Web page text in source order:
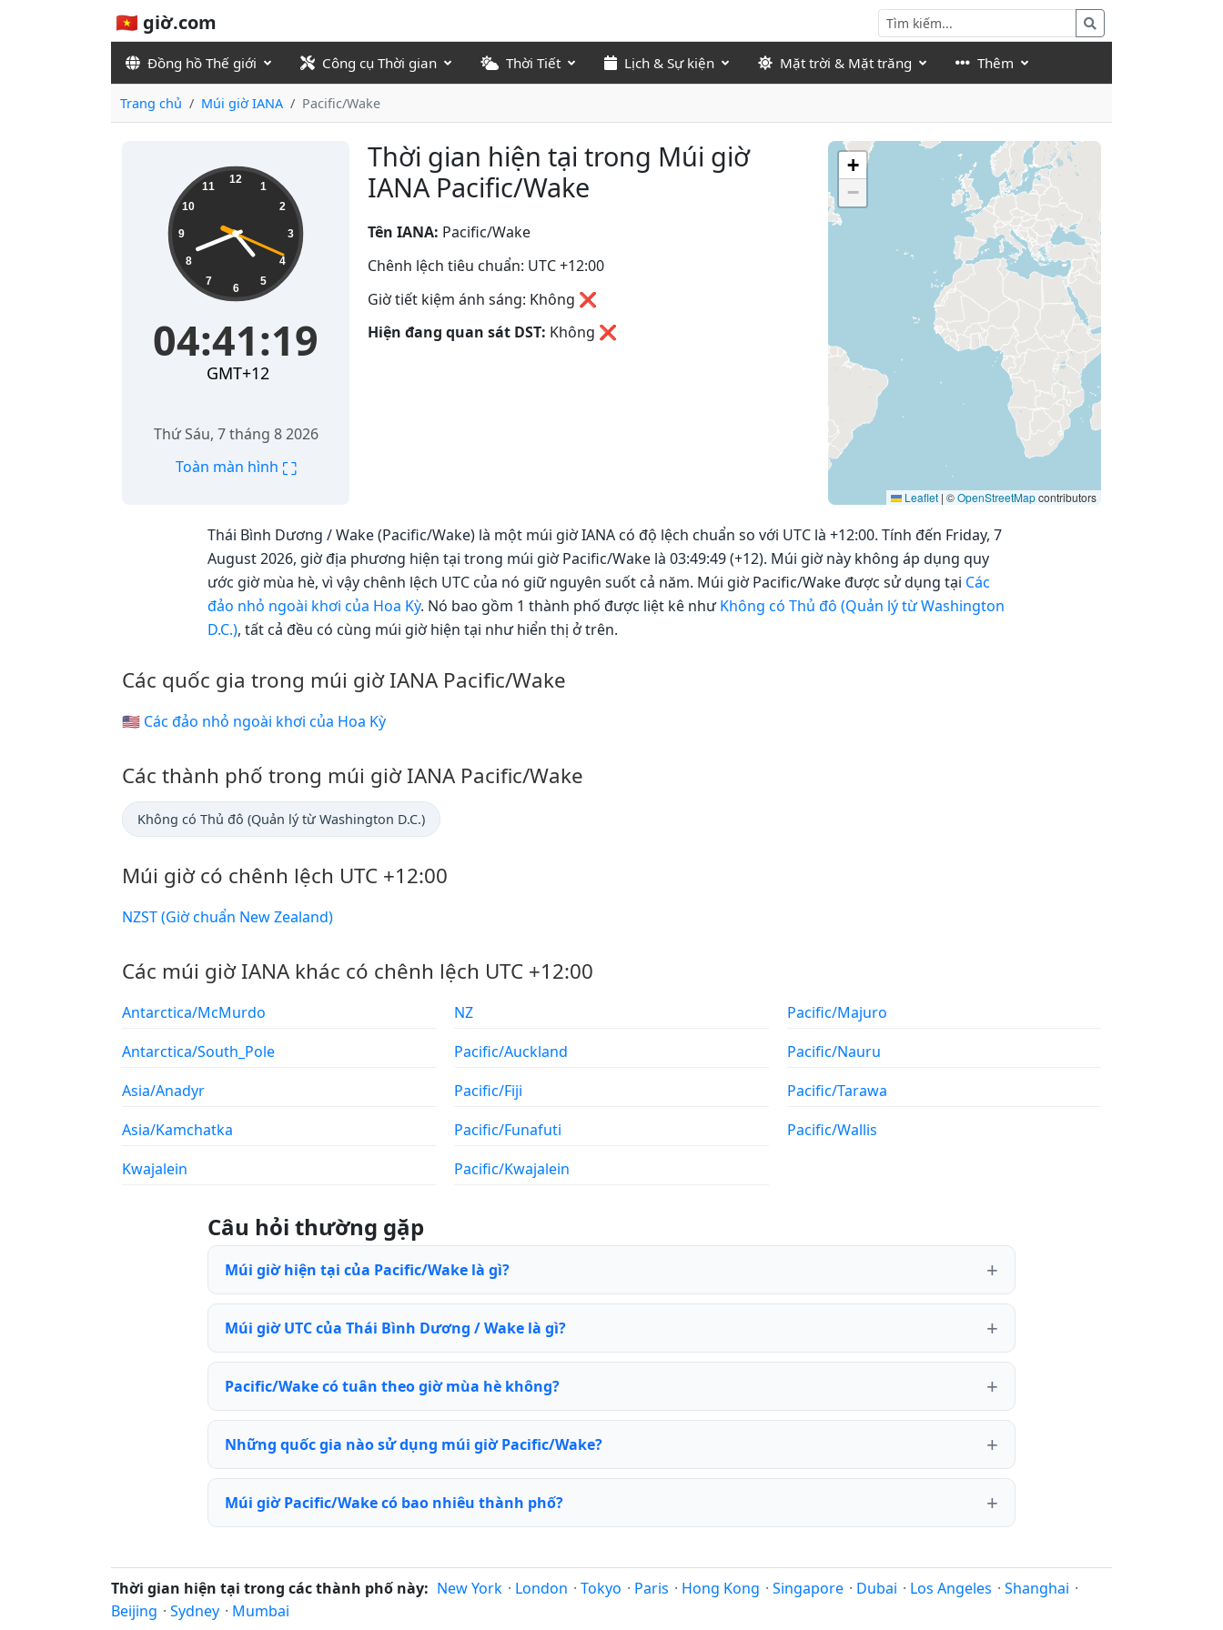
🇻🇳 giờ.com
Đồng hồ Thế giới Công cụ Thời gian Thời Tiết Lịch & Sự kiện Mặt trời & Mặt trăng Thêm
Trang chủ Múi giờ IANA Pacific/Wake
Thời gian hiện tại trong Múi giờ
IANA Pacific/Wake
04:41:19 12
1
2
3
4
5
6
7
8
9
10
11
04:41:19
GMT+12
Thứ Sáu, 7 tháng 8 2026
Toàn màn hình ⛶
Tên IANA: Pacific/Wake
Chênh lệch tiêu chuẩn: UTC +12:00
Giờ tiết kiệm ánh sáng: Không ❌
Hiện đang quan sát DST: Không ❌
+
−
Leaflet | ©OpenStreetMapcontributors
Thái Bình Dương / Wake (Pacific/Wake) là một múi giờ IANA có độ lệch chuẩn so với UTC là +12:00. Tính đến Friday, 7
August 2026, giờ địa phương hiện tại trong múi giờ Pacific/Wake là 03:49:49 (+12). Múi giờ này không áp dụng quy
ước giờ mùa hè, vì vậy chênh lệch UTC của nó giữ nguyên suốt cả năm. Múi giờ Pacific/Wake được sử dụng tại Các
đảo nhỏ ngoài khơi của Hoa Kỳ. Nó bao gồm 1 thành phố được liệt kê nhưKhông có Thủ đô (Quản lý từ Washington
D.C.), tất cả đều có cùng múi giờ hiện tại như hiển thị ở trên.
Các quốc gia trong múi giờ IANA Pacific/Wake
🇺🇲 Các đảo nhỏ ngoài khơi của Hoa Kỳ
Các thành phố trong múi giờ IANA Pacific/Wake
Không có Thủ đô (Quản lý từ Washington D.C.)
Múi giờ có chênh lệch UTC +12:00
NZST (Giờ chuẩn New Zealand)
Các múi giờ IANA khác có chênh lệch UTC +12:00
Antarctica/McMurdo
Antarctica/South_Pole
Asia/Anadyr
Asia/Kamchatka
Kwajalein
NZ
Pacific/Auckland
Pacific/Fiji
Pacific/Funafuti
Pacific/Kwajalein
Pacific/Majuro
Pacific/Nauru
Pacific/Tarawa
Pacific/Wallis
Câu hỏi thường gặp
Múi giờ hiện tại của Pacific/Wake là gì?
Múi giờ UTC của Thái Bình Dương / Wake là gì?
Pacific/Wake có tuân theo giờ mùa hè không?
Những quốc gia nào sử dụng múi giờ Pacific/Wake?
Múi giờ Pacific/Wake có bao nhiêu thành phố?
Thời gian hiện tại trong các thành phố này: New York · London · Tokyo · Paris · Hong Kong · Singapore · Dubai · Los Angeles · Shanghai ·
Beijing · Sydney · Mumbai